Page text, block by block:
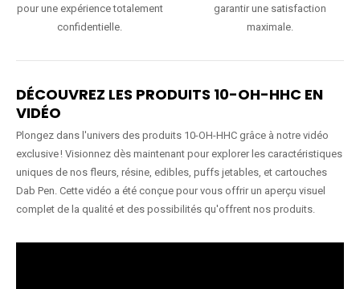
pour une expérience totalement
confidentielle.
garantir une satisfaction
maximale.
DÉCOUVREZ LES PRODUITS 10-OH-HHC EN
VIDÉO
Plongez dans l'univers des produits 10-OH-HHC grâce à notre vidéo
exclusive ! Visionnez dès maintenant pour explorer les caractéristiques
uniques de nos fleurs, résine, edibles, puffs jetables, et cartouches
Dab Pen. Cette vidéo a été conçue pour vous offrir un aperçu visuel
complet de la qualité et des possibilités qu'offrent nos produits.